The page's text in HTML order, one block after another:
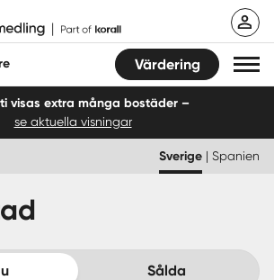
Värdering
visas extra många bostäder –
se aktuella visningar
Sverige | Spanien
Sålda